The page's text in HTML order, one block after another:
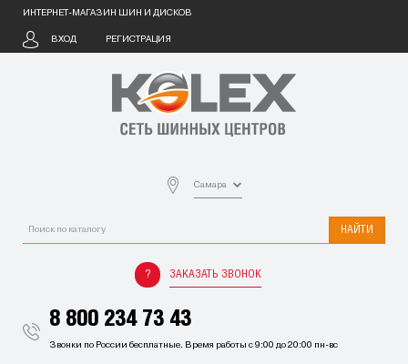
ИНТЕРНЕТ-МАГАЗИН ШИН И ДИСКОВ
ВХОД РЕГИСТРАЦИЯ
Самара
НАЙТИ
ЗАКАЗАТЬ ЗВОНОК
8 800 234 73 43
Звонки по России бесплатные. Время работы с 9:00 до 20:00 пн-вс